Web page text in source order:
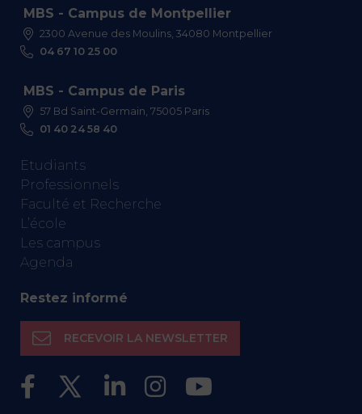
MBS - Campus de Montpellier
2300 Avenue des Moulins, 34080 Montpellier
04 67 10 25 00
MBS - Campus de Paris
57 Bd Saint-Germain, 75005 Paris
01 40 24 58 40
Etudiants
Professionnels
Faculté et Recherche
L’école
Les campus
Agenda
Restez informé
RECEVOIR LA NEWSLETTER